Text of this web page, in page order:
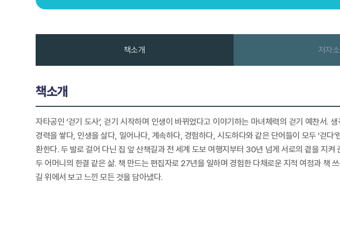
책소개 저자
책소개
자타공인 ‘걷기 도사’, 걷기 시작하며 인생이 바뀌었다고 이야기하는 마녀체력의 걷기 예찬서
경력을 쌓다, 인생을 살다, 일어나다, 계속하다, 경험하다, 시도하다와 같은 단어들이 모두 ‘걷다
환한다. 두 발로 걸어 다닌 집 앞 산책길과 전 세계 도보 여행지부터 30년 넘게 서로의 곁을 지
두 어머니의 한결 같은 삶. 책 만드는 편집자로 27년을 일하며 경험한 다채로운 지적 여정과 책
길 위에서 보고 느낀 모든 것을 담아냈다.